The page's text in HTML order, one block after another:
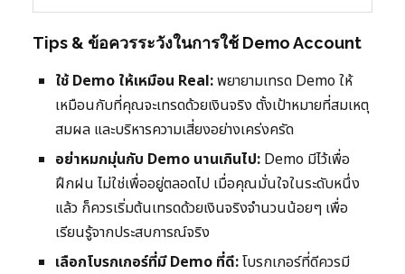
Tips & ข้อควรระวังในการใช้ Demo Account
ใช้ Demo ให้เหมือน Real:พยายามเทรด Demo ให้
เหมือนกับที่คุณจะเทรดด้วยเงินจริง ตั้งเป้าหมายที่สมเหตุ
สมผล และบริหารความเสี่ยงอย่างเคร่งครัด
อย่าหมกมุ่นกับ Demo นานเกินไป: Demo มีไว้เพื่อ
ฝึกฝน ไม่ใช่เพื่ออยู่ตลอดไป เมื่อคุณมั่นใจในระดับหนึ่ง
แล้ว ก็ควรเริ่มต้นเทรดด้วยเงินจริงจำนวนน้อยๆ เพื่อ
เรียนรู้จากประสบการณ์จริง
เลือกโบรกเกอร์ที่มี Demo ที่ดี:โบรกเกอร์ที่ดีควรมี